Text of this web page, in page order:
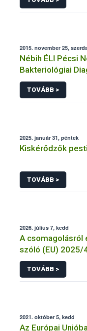
2015. november 25,
Nébih ÉLI Pécsi
Bakteriológiai
Laboratórium
TOVÁBB >
2025. január 31, péntek
Kiskérődzők
TOVÁBB >
2026. július 7, kedd
A csomagolásról
szóló (EU)
élelmiszerekkel
szóló 1169/
TOVÁBB >
2021. október 5, kedd
Az Európai